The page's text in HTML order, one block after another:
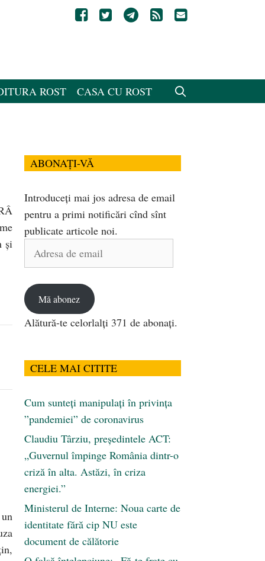
ROST CASA CU ROST
şi
ABONAȚI-VĂ
Introduceți mai jos adresa de email
pentru a primi notificări cînd sînt
publicate articole noi.
Adresa
Mă abonez
Alătură-te celorlalți 371 de abonați.
CELE MAI CITITE
Cum sunteți manipulați în privința
”pandemiei” de coronavirus
Claudiu Târziu, președintele ACT:
„Guvernul împinge România dintr-o
criză în alta. Astăzi, în criza
energiei.”
Ministerul de Interne: Noua carte de
identitate fără cip NU este
document de călătorie